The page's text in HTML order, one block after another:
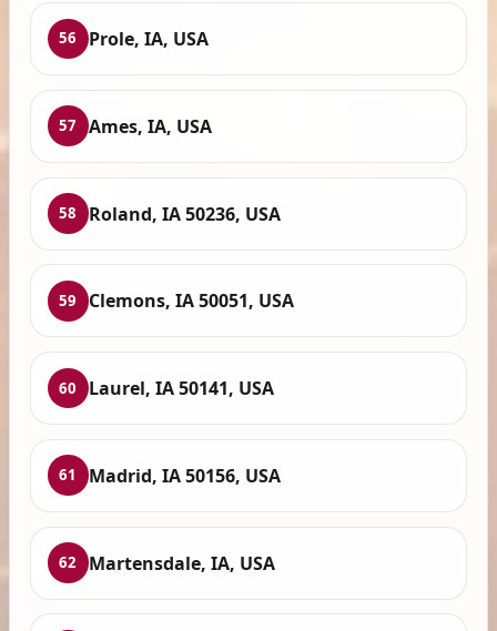
56 Prole, IA, USA
57 Ames, IA, USA
58 Roland, IA 50236, USA
59 Clemons, IA 50051, USA
60 Laurel, IA 50141, USA
61 Madrid, IA 50156, USA
62 Martensdale, IA, USA